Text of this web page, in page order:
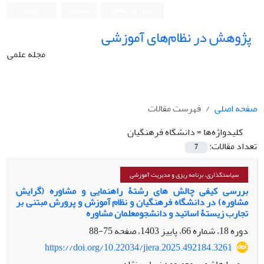
پژوهش در نظام‌های آموزشی
مجله علمی
صفحه اصلی
فهرست مقالات
کلیدواژه‌ها =دانشگاه فرهنگیان
تعداد مقالات:
7
سیاستگذاری، برنامه ریزی و مدیریت آموزشی
بررسی کیفی چالش های رشتۀ راهنمایی و مشاوره (گرایش
مشاوره) در دانشگاه فرهنگیان و نظام آموزش و پرورش مبتنی بر
تجارب زیستۀ اساتید و دانشجومعلمان مشاوره
دوره 18، شماره 66، پاییز 1403، صفحه
75-88
https://doi.org/10.22034/jiera.2025.492184.3261